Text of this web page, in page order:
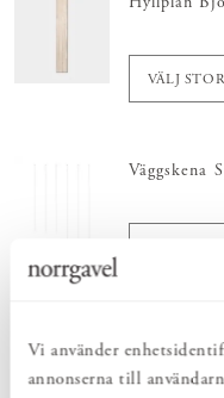
Vi använder
annonserna till
VÄLJ
Väggskena
Konsol